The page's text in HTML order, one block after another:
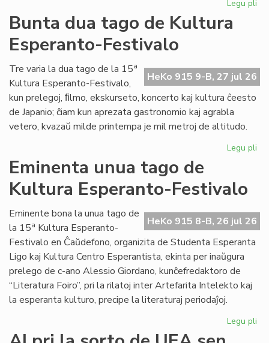
Legu pli
de
Bunta dua tago de Kultura
Esperanto-Festivalo
HeKo 915 9-B, 27 jul 26
Tre varia la dua tago de la 15a
Kultura Esperanto-Festivalo,
kun prelegoj, ﬁlmo, ekskurseto, koncerto kaj kultura ĉeesto
de Japanio; ĉiam kun aprezata gastronomio kaj agrabla
vetero, kvazaŭ milde printempa je mil metroj de altitudo.
Legu pli
Eminenta unua tago de
Kultura Esperanto-Festivalo
HeKo 915 8-B, 26 jul 26
Eminente bona la unua tago de
la 15a Kultura Esperanto-
Festivalo en Ĉaŭdefono, organizita de Studenta Esperanta
Ligo kaj Kultura Centro Esperantista, ekinta per inaŭgura
prelego de c-ano Alessio Giordano, kunĉefredaktoro de
“Literatura Foiro”, pri la rilatoj inter Artefarita Intelekto kaj
la esperanta kulturo, precipe la literaturaj periodaĵoj.
Legu pli